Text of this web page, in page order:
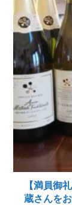
【満員御
蔵さんを